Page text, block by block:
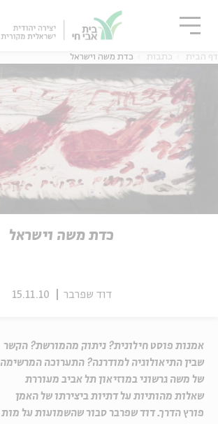
אנגלית
אנגלית
דף הבית כתבות כדת משה וישראל
כדת משה וישראל
דוד שפרבר 15.11.10
אמנות פוסט חילונית? ניתוק מהמורשת? הקשר
שבין התיאולוגיה למודרנה? התערוכה המרשימה
של משה גרשוני במוזיאון תל אביב מעוררת
שאלות מהותיות על דתיות ביצירתו של האמן
פורץ הדרך. דוד שפרבר סבור שהשמועות על מות
סגור